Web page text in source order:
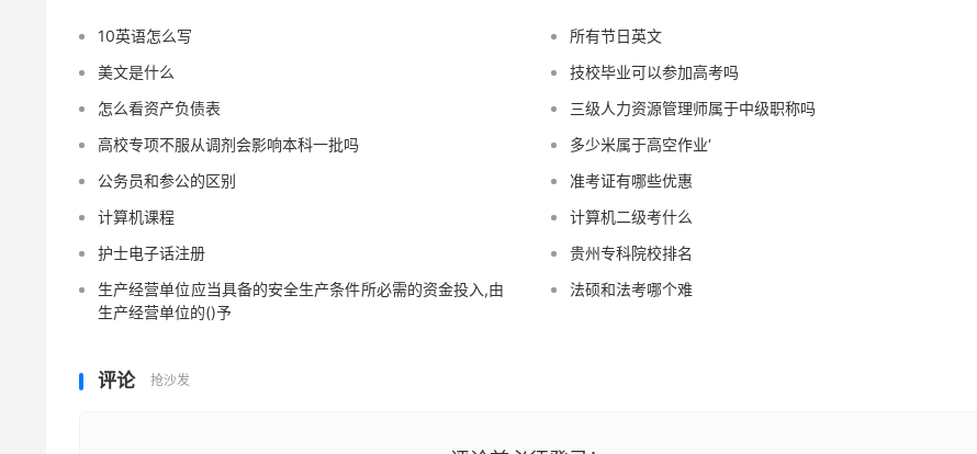
10英语怎么写
所有节日英文
美文是什么
技校毕业可以参加高考吗
怎么看资产负债表
三级人力资源管理师属于中级职称吗
高校专项不服从调剂会影响本科一批吗
多少米属于高空作业‘
公务员和参公的区别
准考证有哪些优惠
计算机课程
计算机二级考什么
护士电子话注册
贵州专科院校排名
生产经营单位应当具备的安全生产条件所必需的资金投入,由
生产经营单位的()予
法硕和法考哪个难
评论 抢沙发